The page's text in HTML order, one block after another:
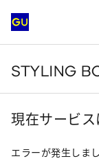
STYLING
現在サービ
エラーが発生しまし